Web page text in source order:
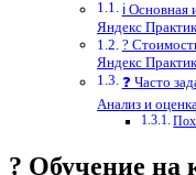
ℹ️
Яндекс
?
Яндекс
❓ Часто
Анализ и
? Обучение на